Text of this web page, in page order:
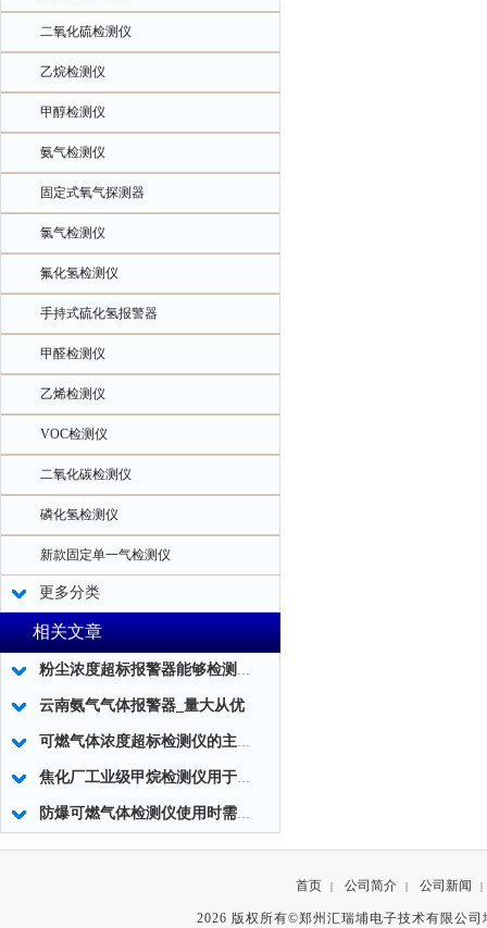
二氧化硫检测仪
乙烷检测仪
甲醇检测仪
氨气检测仪
固定式氧气探测器
氯气检测仪
氟化氢检测仪
手持式硫化氢报警器
甲醛检测仪
乙烯检测仪
VOC检测仪
二氧化碳检测仪
磷化氢检测仪
新款固定单一气检测仪
更多分类
相关文章
粉尘浓度超标报警器能够检测工作环境中粉尘浓度的实时数据
云南氨气气体报警器_量大从优
可燃气体浓度超标检测仪的主要组成部分及使用方法
焦化厂工业级甲烷检测仪用于煤气泄漏检测
防爆可燃气体检测仪使用时需注意的事项
首页 | 公司简介 | 公司新闻 |
2026 版权所有©郑州汇瑞埔电子技术有限公